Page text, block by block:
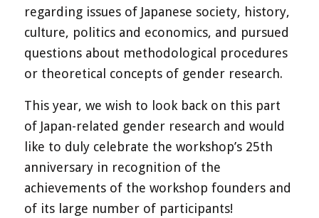
regarding issues of Japanese society, history,
culture, politics and economics, and pursued
questions about methodological procedures
or theoretical concepts of gender research.
This year, we wish to look back on this part
of Japan-related gender research and would
like to duly celebrate the workshop’s 25th
anniversary in recognition of the
achievements of the workshop founders and
of its large number of participants!